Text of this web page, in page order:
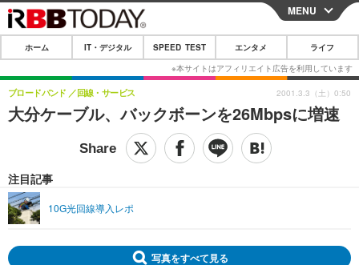
CLOSE
ホーム
IT・デジタル
IT・デジタルTOP スマートフォン
ネタ ガジェット・ツール
SPEED TEST
音楽 スポーツ
ライフ
リリース一覧
プッシュ通知の停止方法
MENU
ホーム IT・デジタル SPEED TEST エンタメ ライフ
大分ケーブル、バックボーンを26Mbpsに増速
ブロードバンド 回線・サービス
注目記事
10G光回線導入レポ
2001.3.3（土）0:50
写真をすべて見る